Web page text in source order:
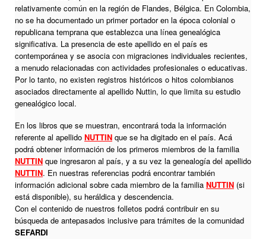
relativamente común en la región de Flandes, Bélgica. En Colombia,
no se ha documentado un primer portador en la época colonial o
republicana temprana que establezca una línea genealógica
significativa. La presencia de este apellido en el país es
contemporánea y se asocia con migraciones individuales recientes,
a menudo relacionadas con actividades profesionales o educativas.
Por lo tanto, no existen registros históricos o hitos colombianos
asociados directamente al apellido Nuttin, lo que limita su estudio
genealógico local.
En los libros que se muestran, encontrará toda la información
referente al apellido NUTTIN que se ha digitado en el país. Acá
podrá obtener información de los primeros miembros de la familia
NUTTIN que ingresaron al país, y a su vez la genealogía del apellido
NUTTIN. En nuestras referencias podrá encontrar también
información adicional sobre cada miembro de la familia NUTTIN (si
está disponible), su heráldica y descendencia.
Con el contenido de nuestros folletos podrá contribuir en su
búsqueda de antepasados inclusive para trámites de la comunidad
SEFARDI